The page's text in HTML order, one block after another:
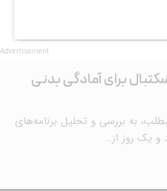
برای آمادگی بدنی
به بررسی و تحلیل برنامه‌های
و یک روز از…
Advertisement